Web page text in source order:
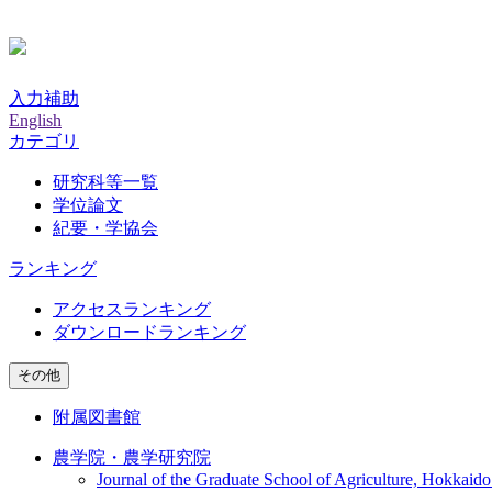
入力補助
English
カテゴリ
研究科等一覧
学位論文
紀要・学協会
ランキング
アクセスランキング
ダウンロードランキング
その他
附属図書館
農学院・農学研究院
Journal of the Graduate School of Agriculture,